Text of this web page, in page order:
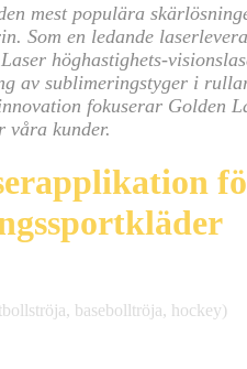
mest populära
Som en ledande
höghastighets-
av sublimeringstyger i
fokuserar Golden
våra kunder.
basebolltröja, hockey)